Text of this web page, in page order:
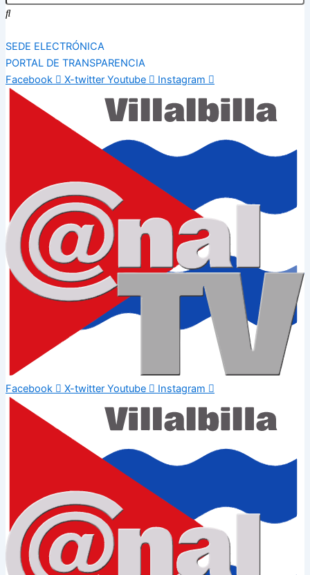
SEDE ELECTRÓNICA
PORTAL DE TRANSPARENCIA
Facebook
X-twitter Youtube Instagram
Facebook X-twitter Youtube Instagram